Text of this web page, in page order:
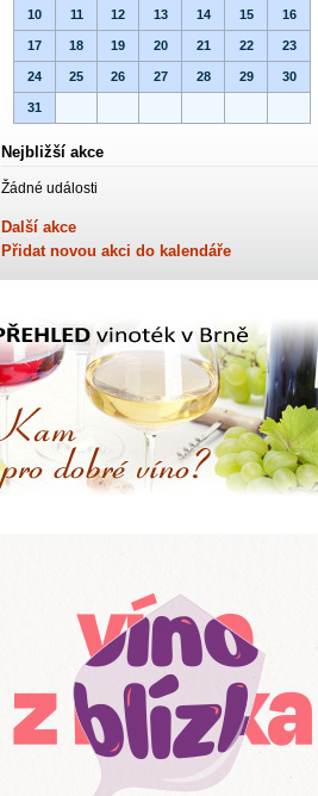
10 11 12 13 14 15 16
17 18 19 20 21 22 23
24 25 26 27 28 29 30
31
Nejbližší akce
Žádné události
Další akce
Přidat novou akci do kalendáře